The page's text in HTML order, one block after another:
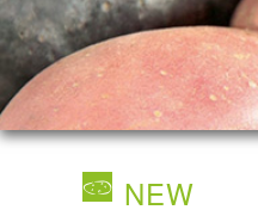
NEW